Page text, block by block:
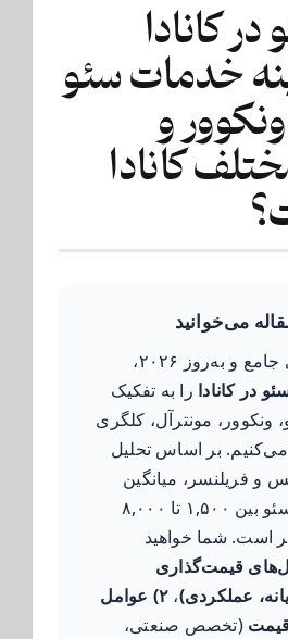
کانادا
خدمات سئو
ونکوور و
کانادا
می‌خوانید
و به‌روز ۲۰۲۶،
در کانادا را به تفکیک
ونکوور، مونترآل، کلگری
می‌کنیم. بر اساس تحلیل
۴۰ آژانس و فریلنسر، میانگین
هزینه ماهیانه سئو بین ۱,۵۰۰ تا ۸,۰۰۰
است. شما خواهید
قیمت‌گذاری
عملکردی)،
۲) عوامل
(تخصص صنعتی،